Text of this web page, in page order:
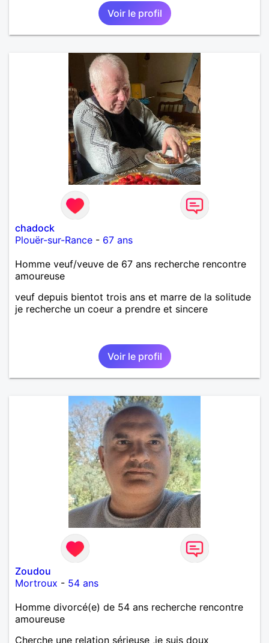
Voir le profil
chadock
Plouër-sur-Rance - 67 ans
Homme veuf/veuve de 67 ans recherche rencontre
amoureuse
veuf depuis bientot trois ans et marre de la solitude
je recherche un coeur a prendre et sincere
Voir le profil
Zoudou
Mortroux - 54 ans
Homme divorcé(e) de 54 ans recherche rencontre
amoureuse
Cherche une relation sérieuse ,je suis doux